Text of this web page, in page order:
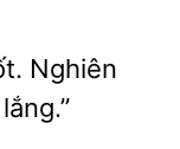
Nghiên